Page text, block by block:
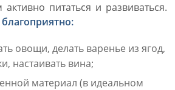
питаться и развиваться.
овощи, делать варенье из ягод,
настаивать вина;
материал (в идеальном